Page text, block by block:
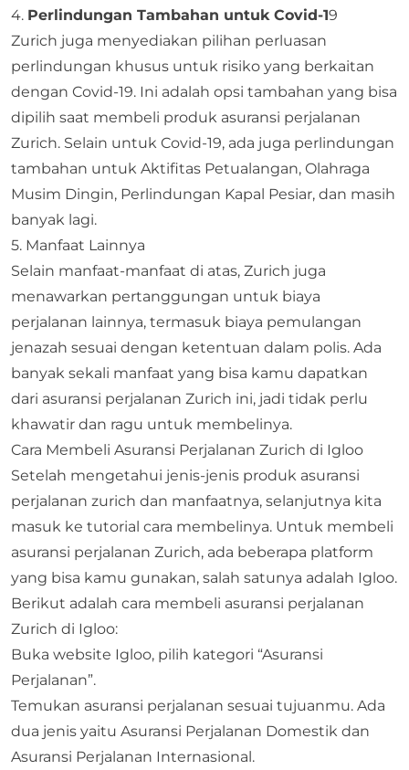
4. Perlindungan Tambahan untuk Covid-19
Zurich juga menyediakan pilihan perluasan
perlindungan khusus untuk risiko yang berkaitan
dengan Covid-19. Ini adalah opsi tambahan yang bisa
dipilih saat membeli produk asuransi perjalanan
Zurich. Selain untuk Covid-19, ada juga perlindungan
tambahan untuk Aktifitas Petualangan, Olahraga
Musim Dingin, Perlindungan Kapal Pesiar, dan masih
banyak lagi.
5. Manfaat Lainnya
Selain manfaat-manfaat di atas, Zurich juga
menawarkan pertanggungan untuk biaya
perjalanan lainnya, termasuk biaya pemulangan
jenazah sesuai dengan ketentuan dalam polis. Ada
banyak sekali manfaat yang bisa kamu dapatkan
dari asuransi perjalanan Zurich ini, jadi tidak perlu
khawatir dan ragu untuk membelinya.
Cara Membeli Asuransi Perjalanan Zurich di Igloo
Setelah mengetahui jenis-jenis produk asuransi
perjalanan zurich dan manfaatnya, selanjutnya kita
masuk ke tutorial cara membelinya. Untuk membeli
asuransi perjalanan Zurich, ada beberapa platform
yang bisa kamu gunakan, salah satunya adalah Igloo.
Berikut adalah cara membeli asuransi perjalanan
Zurich di Igloo:
Buka website Igloo, pilih kategori “Asuransi
Perjalanan”.
Temukan asuransi perjalanan sesuai tujuanmu. Ada
dua jenis yaitu Asuransi Perjalanan Domestik dan
Asuransi Perjalanan Internasional.